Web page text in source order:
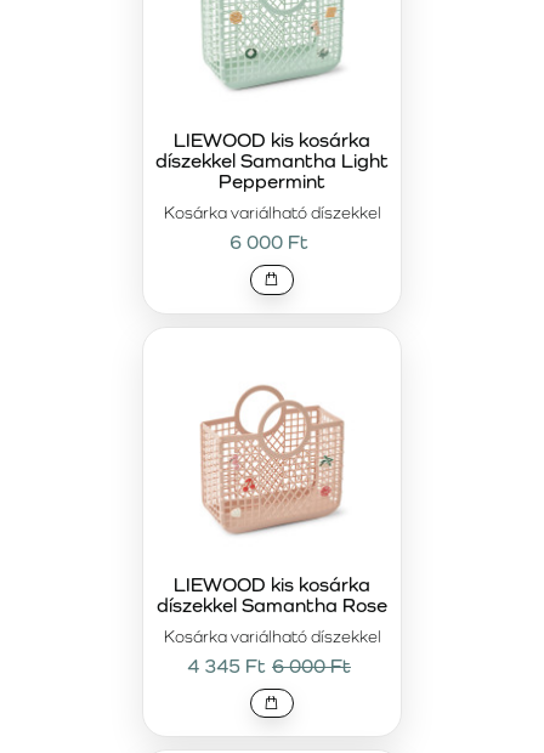
Kosárka variálható díszekkel
LIEWOOD kis kosárka
díszekkel Samantha Light
Peppermint
6 000 Ft
Kosárka variálható díszekkel
LIEWOOD kis kosárka
díszekkel Samantha Rose
4 345 Ft 6 000 Ft